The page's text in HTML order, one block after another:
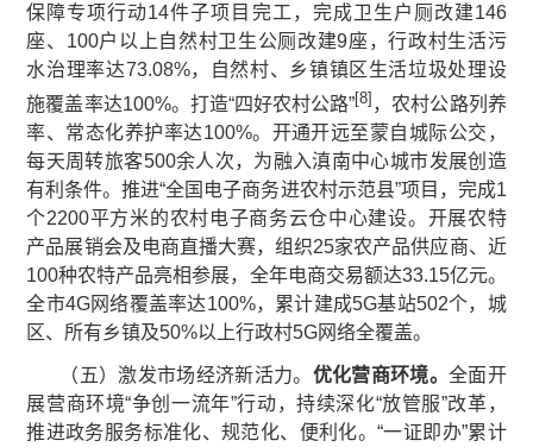
保障专项行动14件子项目完工，完成卫生户厕改建146
座、100户以上自然村卫生公厕改建9座，行政村生活污
水治理率达73.08%，自然村、乡镇镇区生活垃圾处理设
施覆盖率达100%。打造“四好农村公路”[8] ，农村公路列养
率、常态化养护率达100%。开通开远至蒙自城际公交，
每天周转旅客500余人次，为融入滇南中心城市发展创造
有利条件。推进“全国电子商务进农村示范县”项目，完成1
个2200平方米的农村电子商务云仓中心建设。开展农特
产品展销会及电商直播大赛，组织25家农产品供应商、近
100种农特产品亮相参展，全年电商交易额达33.15亿元。
全市4G网络覆盖率达100%，累计建成5G基站502个，城
区、所有乡镇及50%以上行政村5G网络全覆盖。
（五）激发市场经济新活力。 优化营商环境。 全面开
展营商环境“争创一流年”行动，持续深化“放管服”改革，
推进政务服务标准化、规范化、便利化。“一证即办”累计